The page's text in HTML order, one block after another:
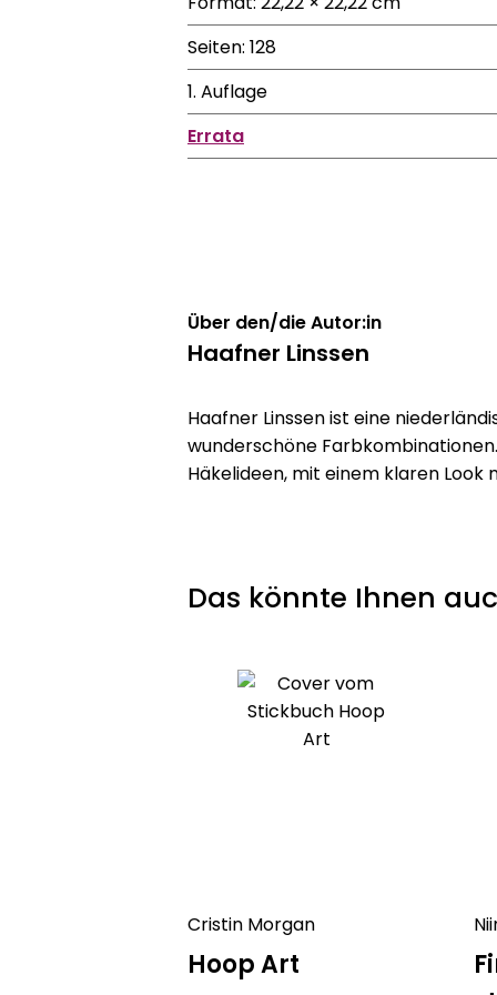
Seiten: 128
1. Auflage
Errata
Über den/die Autor:in
Haafner Linssen
Haafner Linssen ist eine
wunderschöne
Häkelideen, mit einem klaren
Das könnte Ihnen
Cristin Morgan
Hoop Art